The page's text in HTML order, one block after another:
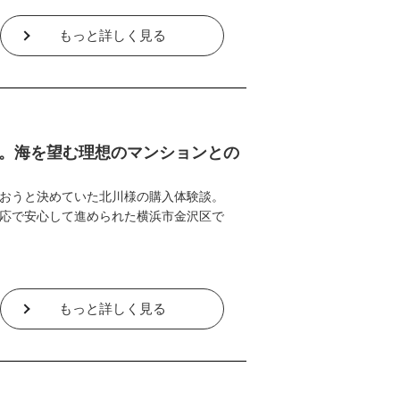
もっと詳しく見る
海を望む理想のマンションとの
うと決めていた北川様の購入体験談。
で安心して進められた横浜市金沢区で
もっと詳しく見る